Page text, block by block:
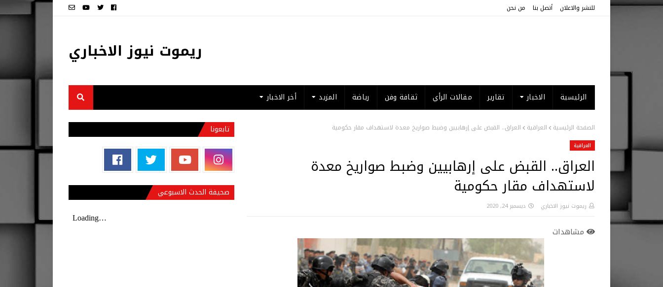
للنشر والاعلان أتصل بنا من نحن
ريموت نيوز الاخباري
الرئيسية الاخبار تقارير مقالات الرأي ثقافة وفن رياضة المزيد أخر الاخبار
الصفحة الرئيسية العراقية العراق.. القبض على إرهابيين وضبط صواريخ معدة لاستهداف مقار حكومية
العراقية
العراق.. القبض على إرهابيين وضبط صواريخ معدة
لاستهداف مقار حكومية
ريموت نيوز الاخباري ديسمبر 24, 2020
مشاهدات
تابعونا
صحيفة الحدث الاسبوعي